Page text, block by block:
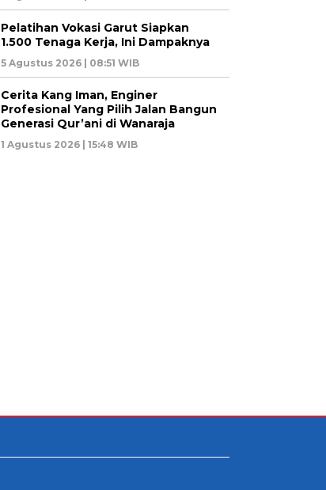
Pelatihan Vokasi Garut Siapkan
1.500 Tenaga Kerja, Ini Dampaknya
5 Agustus 2026 | 08:51 WIB
Cerita Kang Iman, Enginer
Profesional Yang Pilih Jalan Bangun
Generasi Qur’ani di Wanaraja
1 Agustus 2026 | 15:48 WIB